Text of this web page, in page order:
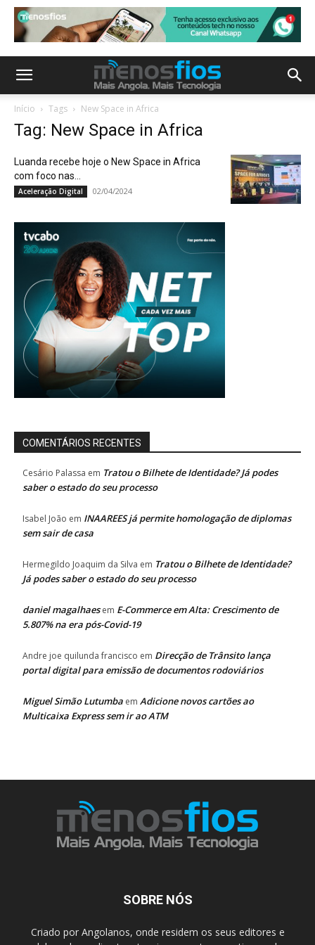
Início Tags New Space in Africa
Tag: New Space in Africa
Luanda recebe hoje o New Space in Africa
com foco nas...
Aceleração Digital 02/04/2024
COMENTÁRIOS RECENTES
Cesário Palassa em Tratou o Bilhete de Identidade? Já podes
saber o estado do seu processo
Isabel João em INAAREES já permite homologação de diplomas
sem sair de casa
Hermegildo Joaquim da Silva em Tratou o Bilhete de Identidade?
Já podes saber o estado do seu processo
daniel magalhaesem E-Commerce em Alta: Crescimento de
5.807% na era pós-Covid-19
Andre joe quilunda francisco em Direcção de Trânsito lança
portal digital para emissão de documentos rodoviários
Miguel Simão Lutumba em Adicione novos cartões ao
Multicaixa Express sem ir ao ATM
SOBRE NÓS
Criado por Angolanos, onde residem os seus editores e